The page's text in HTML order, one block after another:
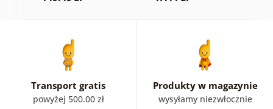
Transport gratis
powyżej 500.00 zł
Produkty w magazynie
wysyłamy niezwłocznie